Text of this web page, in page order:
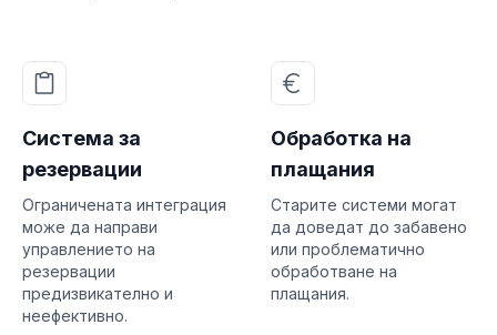
Система за
резервации
Ограничената интеграция
може да направи
управлението на
резервации
предизвикателно и
неефективно.
Обработка на
плащания
Старите системи могат
да доведат до забавено
или проблематично
обработване на
плащания.